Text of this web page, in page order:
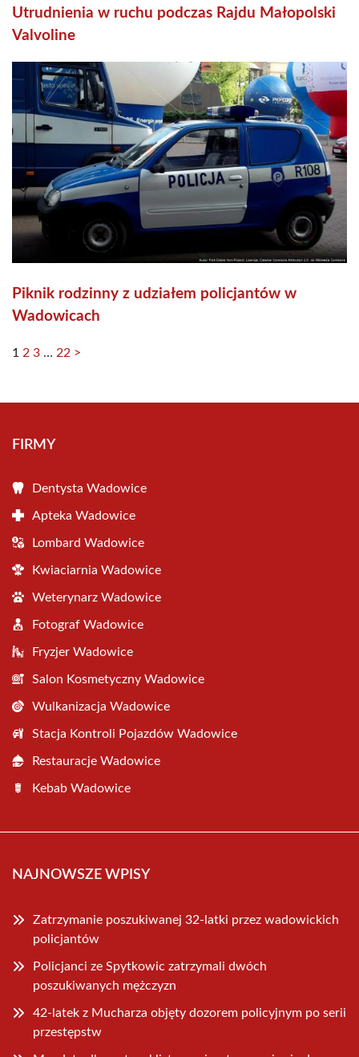
Utrudnienia w ruchu podczas Rajdu Małopolski
Valvoline
Piknik rodzinny z udziałem policjantów w
Wadowicach
1 2 3 … 22 >
FIRMY
Dentysta Wadowice
Apteka Wadowice
Lombard Wadowice
Kwiaciarnia Wadowice
Weterynarz Wadowice
Fotograf Wadowice
Fryzjer Wadowice
Salon Kosmetyczny Wadowice
Wulkanizacja Wadowice
Stacja Kontroli Pojazdów Wadowice
Restauracje Wadowice
Kebab Wadowice
NAJNOWSZE WPISY
Zatrzymanie poszukiwanej 32-latki przez wadowickich
policjantów
Policjanci ze Spytkowic zatrzymali dwóch
poszukiwanych mężczyzn
42-latek z Mucharza objęty dozorem policyjnym po serii
przestępstw